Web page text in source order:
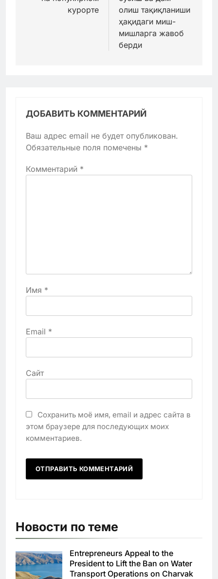
курорте
олиш тақиқланиши
ҳақидаги миш-
мишларга жавоб
берди
ДОБАВИТЬ КОММЕНТАРИЙ
Ваш адрес email не будет опубликован.
Обязательные поля помечены *
Комментарий *
Имя *
Email *
Сайт
Сохранить моё имя, email и адрес сайта в
этом браузере для последующих моих
комментариев.
Новости по теме
Entrepreneurs Appeal to the
President to Lift the Ban on Water
Transport Operations on Charvak